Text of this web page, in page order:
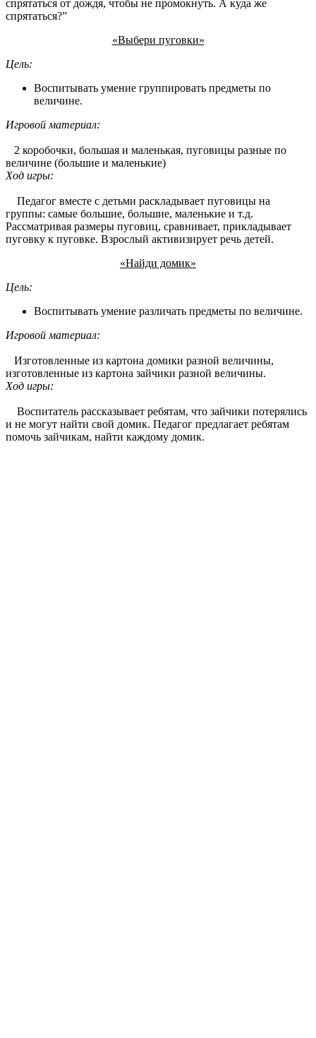
спрятаться от дождя, чтобы не промокнуть. А куда же
спрятаться?”
«Выбери пуговки»
Цель:
Воспитывать умение группировать предметы по
величине.
Игровой материал:
2 коробочки, большая и маленькая, пуговицы разные по
величине (большие и маленькие)
Ход игры:
Педагог вместе с детьми раскладывает пуговицы на
группы: самые большие, большие, маленькие и т.д.
Рассматривая размеры пуговиц, сравнивает, прикладывает
пуговку к пуговке. Взрослый активизирует речь детей.
«Найди домик»
Цель:
Воспитывать умение различать предметы по величине.
Игровой материал:
Изготовленные из картона домики разной величины,
изготовленные из картона зайчики разной величины.
Ход игры:
Воспитатель рассказывает ребятам, что зайчики потерялись
и не могут найти свой домик. Педагог предлагает ребятам
помочь зайчикам, найти каждому домик.